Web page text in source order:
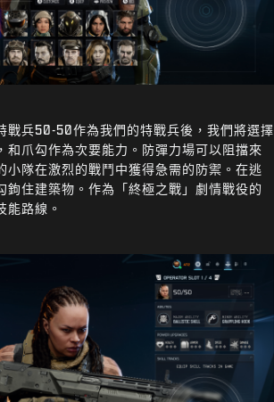
戰兵50-50作為我們的特戰兵後，我們將選擇
和爪勾作為次要能力。防彈力場可以阻擋來
小隊在激烈的戰鬥中獲得急需的防禦。在逃
鉤住建築物。作為「終極之戰」劇情戰役的
能路線。